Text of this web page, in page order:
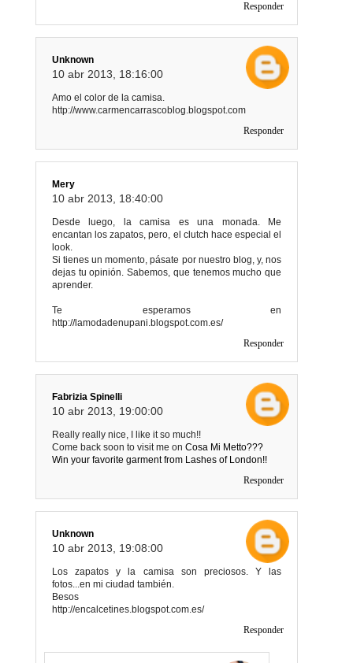
Responder
Unknown
10 abr 2013, 18:16:00
Amo el color de la camisa.
http://www.carmencarrascoblog.blogspot.com
Responder
Mery
10 abr 2013, 18:40:00
Desde luego, la camisa es una monada. Me
encantan los zapatos, pero, el clutch hace especial el
look.
Si tienes un momento, pásate por nuestro blog, y, nos
dejas tu opinión. Sabemos, que tenemos mucho que
aprender.
Te esperamos en
http://lamodadenupani.blogspot.com.es/
Responder
Fabrizia Spinelli
10 abr 2013, 19:00:00
Really really nice, I like it so much!!
Come back soon to visit me on Cosa Mi Metto???
Win your favorite garment from Lashes of London!!
Responder
Unknown
10 abr 2013, 19:08:00
Los zapatos y la camisa son preciosos. Y las
fotos...en mi ciudad también.
Besos
http://encalcetines.blogspot.com.es/
Responder